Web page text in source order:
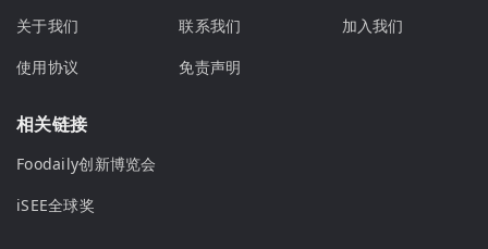
关于我们 联系我们
加入我们
使用协议
免责声明
相关链接
Foodaily创新博览会
iSEE全球奖